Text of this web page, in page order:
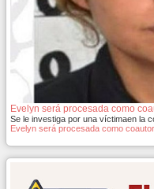
Evelyn será procesada como
Se le investiga por una víctimaen la
Evelyn será procesada como